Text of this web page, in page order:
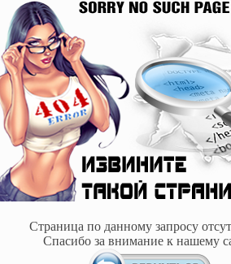
Страница по данному запросу
Спасибо за внимание к нашему